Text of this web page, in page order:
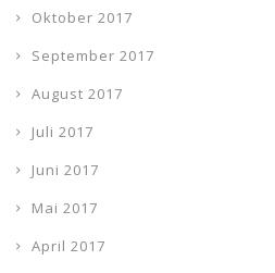
Oktober 2017
September 2017
August 2017
Juli 2017
Juni 2017
Mai 2017
April 2017